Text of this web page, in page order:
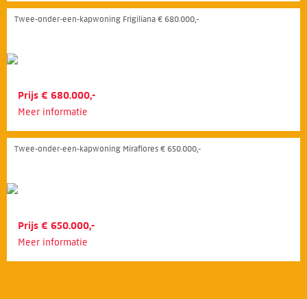
Twee-onder-een-kapwoning Frigiliana € 680.000,-
Prijs € 680.000,-
Meer informatie
Twee-onder-een-kapwoning Miraflores € 650.000,-
Prijs € 650.000,-
Meer informatie